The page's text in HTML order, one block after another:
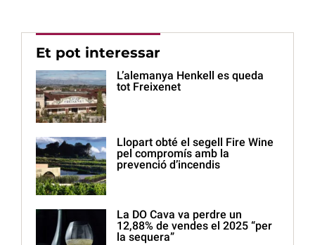
Et pot interessar
L’alemanya Henkell es queda
tot Freixenet
Llopart obté el segell Fire Wine
pel compromís amb la
prevenció d’incendis
La DO Cava va perdre un
12,88% de vendes el 2025 “per
la sequera”